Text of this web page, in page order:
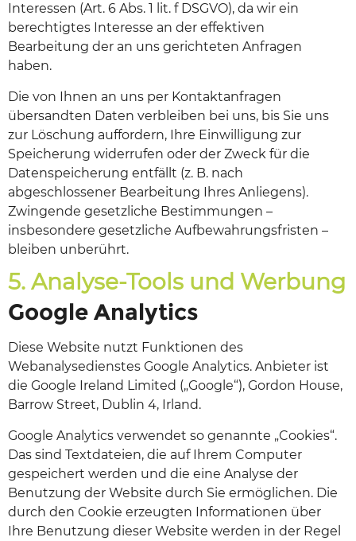
Interessen (Art. 6 Abs. 1 lit. f DSGVO), da wir ein
berechtigtes Interesse an der effektiven
Bearbeitung der an uns gerichteten Anfragen
haben.
Die von Ihnen an uns per Kontaktanfragen
übersandten Daten verbleiben bei uns, bis Sie uns
zur Löschung auffordern, Ihre Einwilligung zur
Speicherung widerrufen oder der Zweck für die
Datenspeicherung entfällt (z. B. nach
abgeschlossener Bearbeitung Ihres Anliegens).
Zwingende gesetzliche Bestimmungen –
insbesondere gesetzliche Aufbewahrungsfristen –
bleiben unberührt.
5. Analyse-Tools und Werbung
Google Analytics
Diese Website nutzt Funktionen des
Webanalysedienstes Google Analytics. Anbieter ist
die Google Ireland Limited („Google“), Gordon House,
Barrow Street, Dublin 4, Irland.
Google Analytics verwendet so genannte „Cookies“.
Das sind Textdateien, die auf Ihrem Computer
gespeichert werden und die eine Analyse der
Benutzung der Website durch Sie ermöglichen. Die
durch den Cookie erzeugten Informationen über
Ihre Benutzung dieser Website werden in der Regel